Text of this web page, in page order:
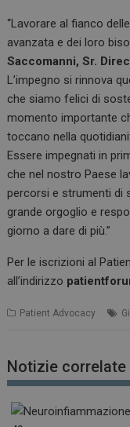
“Lavorare al fianco
avanzata e dei loro
Saccomanni, Sr.
L’impegno si rinnova
che siamo felici di
momento importante
toccano nella
Essere impegnati in
che nel nostro Paese
percorsi e strumenti di
grande orgoglio e
giorno a dare di più.”
Per le iscrizioni al
all’indirizzo
Patient Advocacy
Notizie correlate